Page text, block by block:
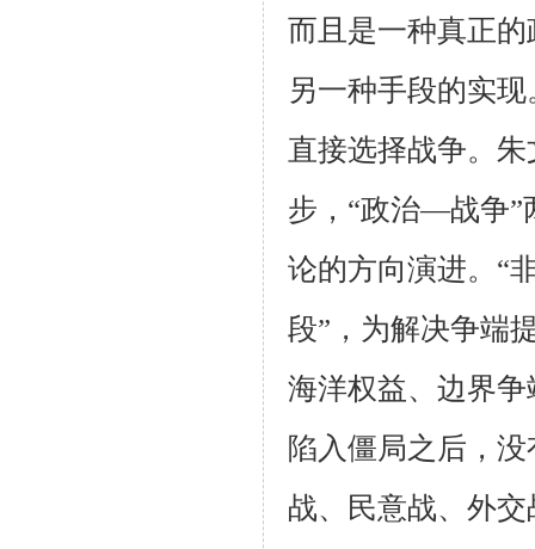
而且是一种真正
另一种手段的实
直接选择战争。
步，“政治—战争
论的方向演进。“
段”，为解决争端
海洋权益、边界
陷入僵局之后，
战、民意战、外